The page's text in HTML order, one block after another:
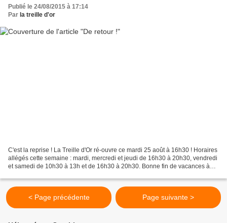
Publié le 24/08/2015 à 17:14
Par la treille d'or
C'est la reprise ! La Treille d'Or ré-ouvre ce mardi 25 août à 16h30 ! Horaires
allégés cette semaine : mardi, mercredi et jeudi de 16h30 à 20h30, vendredi
et samedi de 10h30 à 13h et de 16h30 à 20h30. Bonne fin de vacances à
< Page précédente Page suivante >